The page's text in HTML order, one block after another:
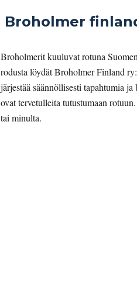
Broholmer
Broholmerit kuuluvat rotuna
rodusta löydät Broholmer Finland
järjestää säännöllisesti tapahtumia
ovat tervetulleita tutustumaan
tai minulta.